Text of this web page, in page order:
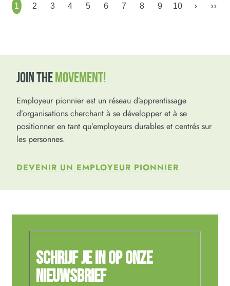
1 2 3 4 5 6 7 8 9 10 › ››
JOIN THEMOVEMENT!
Employeur pionnier est un réseau d’apprentissage
d’organisations cherchant à se développer et à se
positionner en tant qu’employeurs durables et centrés sur
les personnes.
DEVENIR UN EMPLOYEUR PIONNIER